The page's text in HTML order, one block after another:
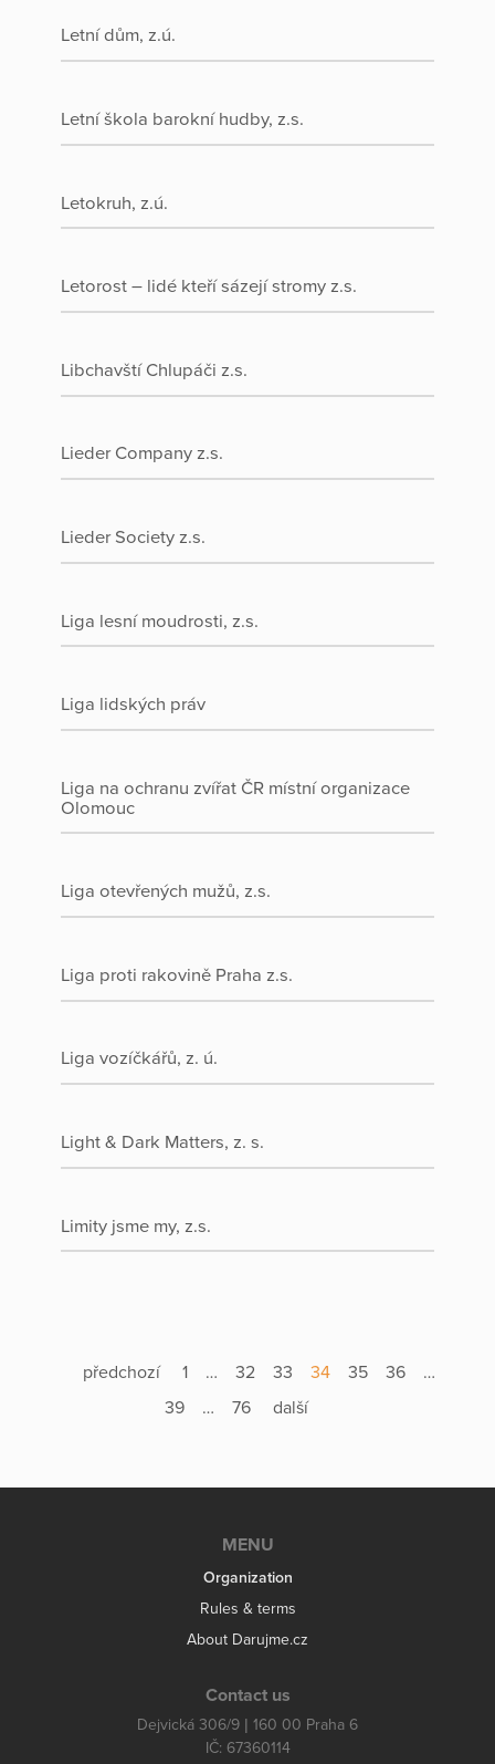
Letní dům, z.ú.
Letní škola barokní hudby, z.s.
Letokruh, z.ú.
Letorost – lidé kteří sázejí stromy z.s.
Libchavští Chlupáči z.s.
Lieder Company z.s.
Lieder Society z.s.
Liga lesní moudrosti, z.s.
Liga lidských práv
Liga na ochranu zvířat ČR místní organizace
Olomouc
Liga otevřených mužů, z.s.
Liga proti rakovině Praha z.s.
Liga vozíčkářů, z. ú.
Light & Dark Matters, z. s.
Limity jsme my, z.s.
předchozí 1 … 32 33 34 35 36
…
39
… 76 další
MENU
Organization
Rules & terms
About Darujme.cz
Contact us
Dejvická 306/9 | 160 00 Praha 6
IČ: 67360114